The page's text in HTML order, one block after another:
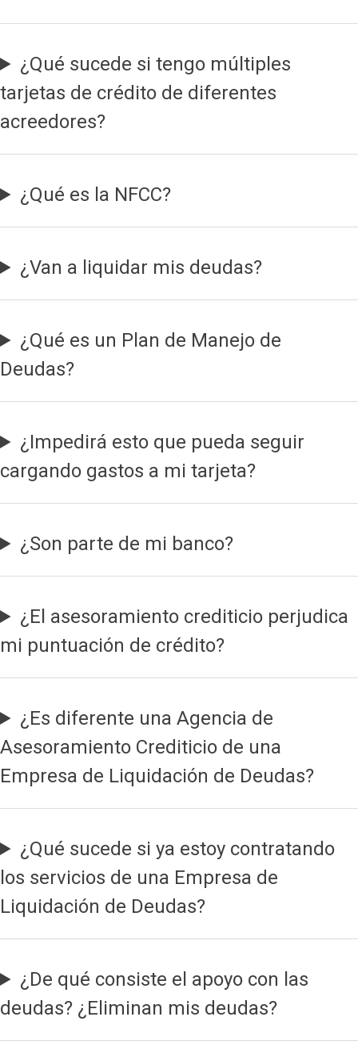
¿Qué sucede si tengo múltiples
tarjetas de crédito de diferentes
acreedores?
¿Qué es la NFCC?
¿Van a liquidar mis deudas?
¿Qué es un Plan de Manejo de
Deudas?
¿Impedirá esto que pueda seguir
cargando gastos a mi tarjeta?
¿Son parte de mi banco?
¿El asesoramiento crediticio perjudica
mi puntuación de crédito?
¿Es diferente una Agencia de
Asesoramiento Crediticio de una
Empresa de Liquidación de Deudas?
¿Qué sucede si ya estoy contratando
los servicios de una Empresa de
Liquidación de Deudas?
¿De qué consiste el apoyo con las
deudas? ¿Eliminan mis deudas?